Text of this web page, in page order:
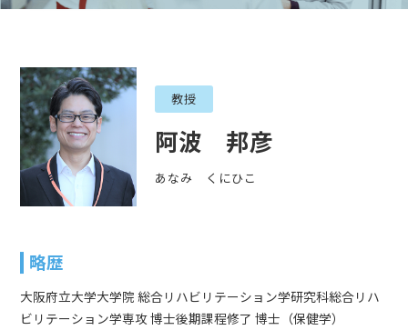
教授
阿波 邦彦
あなみ くにひこ
略歴
大阪府立大学大学院 総合リハビリテーション学研究科総合リハ
ビリテーション学専攻 博士後期課程修了 博士（保健学）